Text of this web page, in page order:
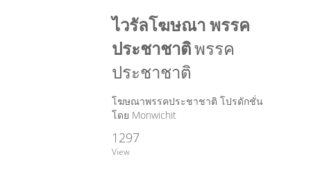
ไวรัลโฆษณา พรรค
ประชาชาติพรรค
ประชาชาติ
โฆษณาพรรคประชาชาติ โปรดักชั่น
โดย Monwichit
1297
View